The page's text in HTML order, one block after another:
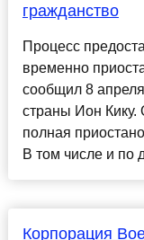
гражданство
Процесс
временно
сообщил 8
страны Ион Кику.
полная
В том числе и по
Корпорация